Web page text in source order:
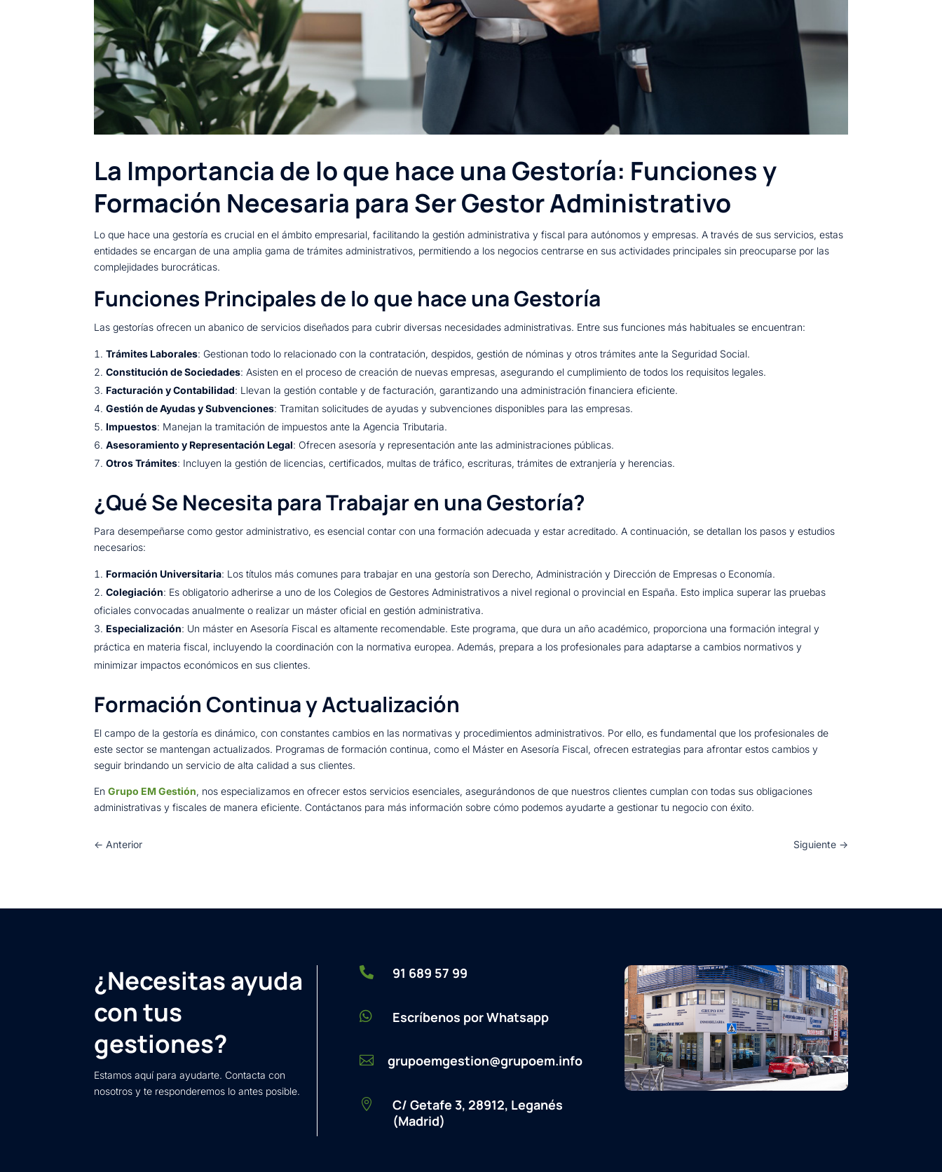
La Importancia de lo que hace una Gestoría: Funciones y
Formación Necesaria para Ser Gestor Administrativo
Lo que hace una gestoría es crucial en el ámbito empresarial, facilitando la gestión administrativa y fiscal para autónomos y empresas. A través de sus servicios, estas
entidades se encargan de una amplia gama de trámites administrativos, permitiendo a los negocios centrarse en sus actividades principales sin preocuparse por las
complejidades burocráticas.
Funciones Principales de lo que hace una Gestoría
Las gestorías ofrecen un abanico de servicios diseñados para cubrir diversas necesidades administrativas. Entre sus funciones más habituales se encuentran:
Trámites Laborales: Gestionan todo lo relacionado con la contratación, despidos, gestión de nóminas y otros trámites ante la Seguridad Social.
Constitución de Sociedades: Asisten en el proceso de creación de nuevas empresas, asegurando el cumplimiento de todos los requisitos legales.
Facturación y Contabilidad: Llevan la gestión contable y de facturación, garantizando una administración financiera eficiente.
Gestión de Ayudas y Subvenciones: Tramitan solicitudes de ayudas y subvenciones disponibles para las empresas.
Impuestos: Manejan la tramitación de impuestos ante la Agencia Tributaria.
Asesoramiento y Representación Legal: Ofrecen asesoría y representación ante las administraciones públicas.
Otros Trámites: Incluyen la gestión de licencias, certificados, multas de tráfico, escrituras, trámites de extranjería y herencias.
¿Qué Se Necesita para Trabajar en una Gestoría?
Para desempeñarse como gestor administrativo, es esencial contar con una formación adecuada y estar acreditado. A continuación, se detallan los pasos y estudios
necesarios:
Formación Universitaria: Los títulos más comunes para trabajar en una gestoría son Derecho, Administración y Dirección de Empresas o Economía.
Colegiación: Es obligatorio adherirse a uno de los Colegios de Gestores Administrativos a nivel regional o provincial en España. Esto implica superar las pruebas
oficiales convocadas anualmente o realizar un máster oficial en gestión administrativa.
Especialización: Un máster en Asesoría Fiscal es altamente recomendable. Este programa, que dura un año académico, proporciona una formación integral y
práctica en materia fiscal, incluyendo la coordinación con la normativa europea. Además, prepara a los profesionales para adaptarse a cambios normativos y
minimizar impactos económicos en sus clientes.
Formación Continua y Actualización
El campo de la gestoría es dinámico, con constantes cambios en las normativas y procedimientos administrativos. Por ello, es fundamental que los profesionales de
este sector se mantengan actualizados. Programas de formación continua, como el Máster en Asesoría Fiscal, ofrecen estrategias para afrontar estos cambios y
seguir brindando un servicio de alta calidad a sus clientes.
EnGrupo EM Gestión, nos especializamos en ofrecer estos servicios esenciales, asegurándonos de que nuestros clientes cumplan con todas sus obligaciones
administrativas y fiscales de manera eficiente. Contáctanos para más información sobre cómo podemos ayudarte a gestionar tu negocio con éxito.
← Anterior Siguiente→
¿Necesitas ayuda
con tus
gestiones?
Estamos aquí para ayudarte. Contacta con
nosotros y te responderemos lo antes posible.
 91 689 57 99
 Escríbenos por Whatsapp
 grupoemgestion@grupoem.info

C/ Getafe 3, 28912, Leganés
(Madrid)